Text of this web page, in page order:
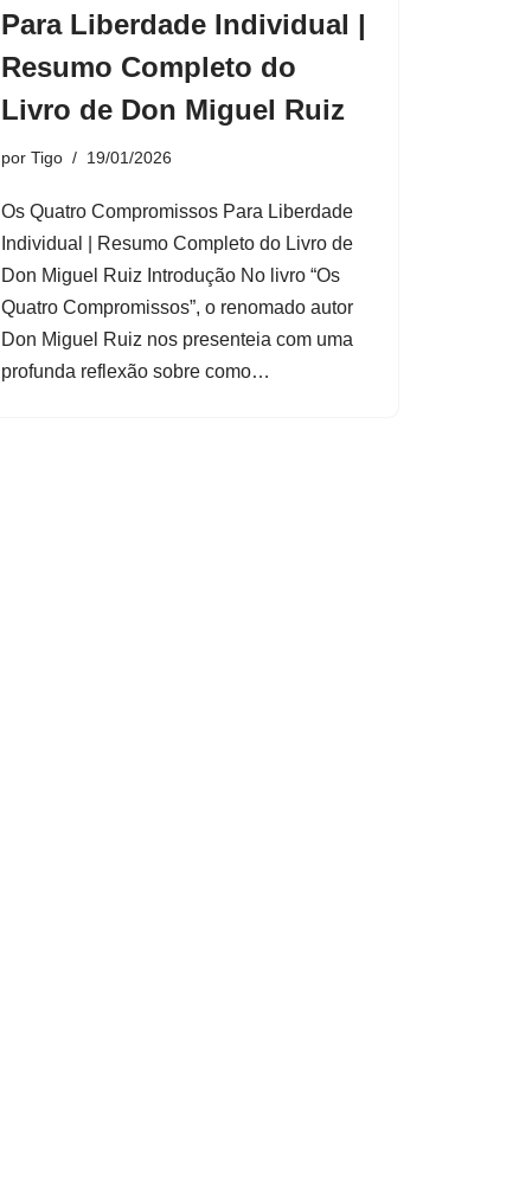
Para Liberdade Individual |
Resumo Completo do
Livro de Don Miguel Ruiz
por Tigo 19/01/2026
Os Quatro Compromissos Para Liberdade
Individual | Resumo Completo do Livro de
Don Miguel Ruiz Introdução No livro “Os
Quatro Compromissos”, o renomado autor
Don Miguel Ruiz nos presenteia com uma
profunda reflexão sobre como…